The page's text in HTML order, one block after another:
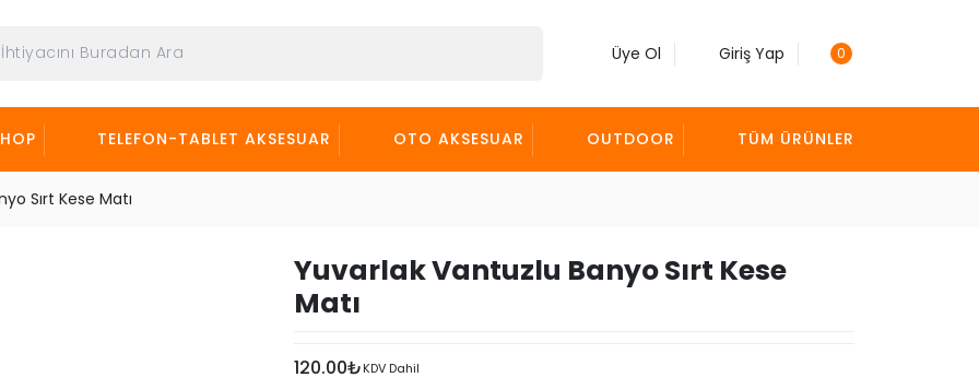
Üye Ol Giriş Yap 0
TELEFON-TABLET AKSESUAR OTO AKSESUAR OUTDOOR TÜM ÜRÜNLER
Sırt Kese Matı
Yuvarlak Vantuzlu Banyo Sırt Kese
Matı
120.00₺KDV Dahil